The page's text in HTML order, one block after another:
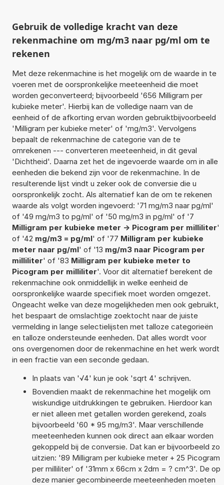
Gebruik de volledige kracht van deze
rekenmachine om mg/m3 naar pg/ml om te
rekenen
Met deze rekenmachine is het mogelijk om de waarde in te
voeren met de oorspronkelijke meeteenheid die moet
worden geconverteerd; bijvoorbeeld '656 Milligram per
kubieke meter'. Hierbij kan de volledige naam van de
eenheid of de afkorting ervan worden gebruiktbijvoorbeeld
'Milligram per kubieke meter' of 'mg/m3'. Vervolgens
bepaalt de rekenmachine de categorie van de te
omrekenen --- converteren meeteenheid, in dit geval
'Dichtheid'. Daarna zet het de ingevoerde waarde om in alle
eenheden die bekend zijn voor de rekenmachine. In de
resulterende lijst vindt u zeker ook de conversie die u
oorspronkelijk zocht. Als alternatief kan de om te rekenen
waarde als volgt worden ingevoerd: '71 mg/m3 naar pg/ml'
of '49 mg/m3 to pg/ml' of '50 mg/m3 in pg/ml' of '7
Milligram per kubieke meter -> Picogram per milliliter'
of '42 mg/m3 = pg/ml' of '77 Milligram per kubieke
meter naar pg/ml' of '13 mg/m3 naar Picogram per
milliliter' of '83 Milligram per kubieke meter to
Picogram per milliliter'. Voor dit alternatief berekent de
rekenmachine ook onmiddellijk in welke eenheid de
oorspronkelijke waarde specifiek moet worden omgezet.
Ongeacht welke van deze mogelijkheden men ook gebruikt,
het bespaart de omslachtige zoektocht naar de juiste
vermelding in lange selectielijsten met talloze categorieën
en talloze ondersteunde eenheden. Dat alles wordt voor
ons overgenomen door de rekenmachine en het werk wordt
in een fractie van een seconde gedaan.
In plaats van '√4' kun je ook 'sqrt 4' schrijven.
Bovendien maakt de rekenmachine het mogelijk om
wiskundige uitdrukkingen te gebruiken. Hierdoor kan
er niet alleen met getallen worden gerekend, zoals
bijvoorbeeld '60 * 95 mg/m3'. Maar verschillende
meeteenheden kunnen ook direct aan elkaar worden
gekoppeld bij de conversie. Dat kan er bijvoorbeeld zo
uitzien: '89 Milligram per kubieke meter + 25 Picogram
per milliliter' of '31mm x 66cm x 2dm = ? cm^3'. De op
deze manier gecombineerde meeteenheden moeten